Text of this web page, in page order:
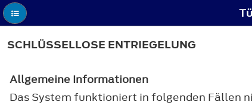
SCHLÜSSELLOSE ENTRIEGELUNG
Allgemeine Informationen
Das System funktioniert in folgenden Fällen